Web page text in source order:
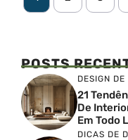
POSTS
DESIGN
21
De
Em Todo
DICAS DE